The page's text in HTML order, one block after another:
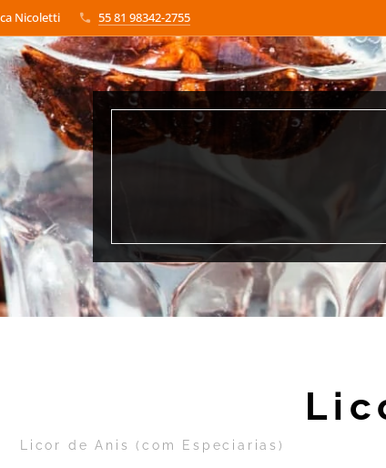
Nicoletti 55 81 98342-2755
Licor de Anis (com Especiarias)